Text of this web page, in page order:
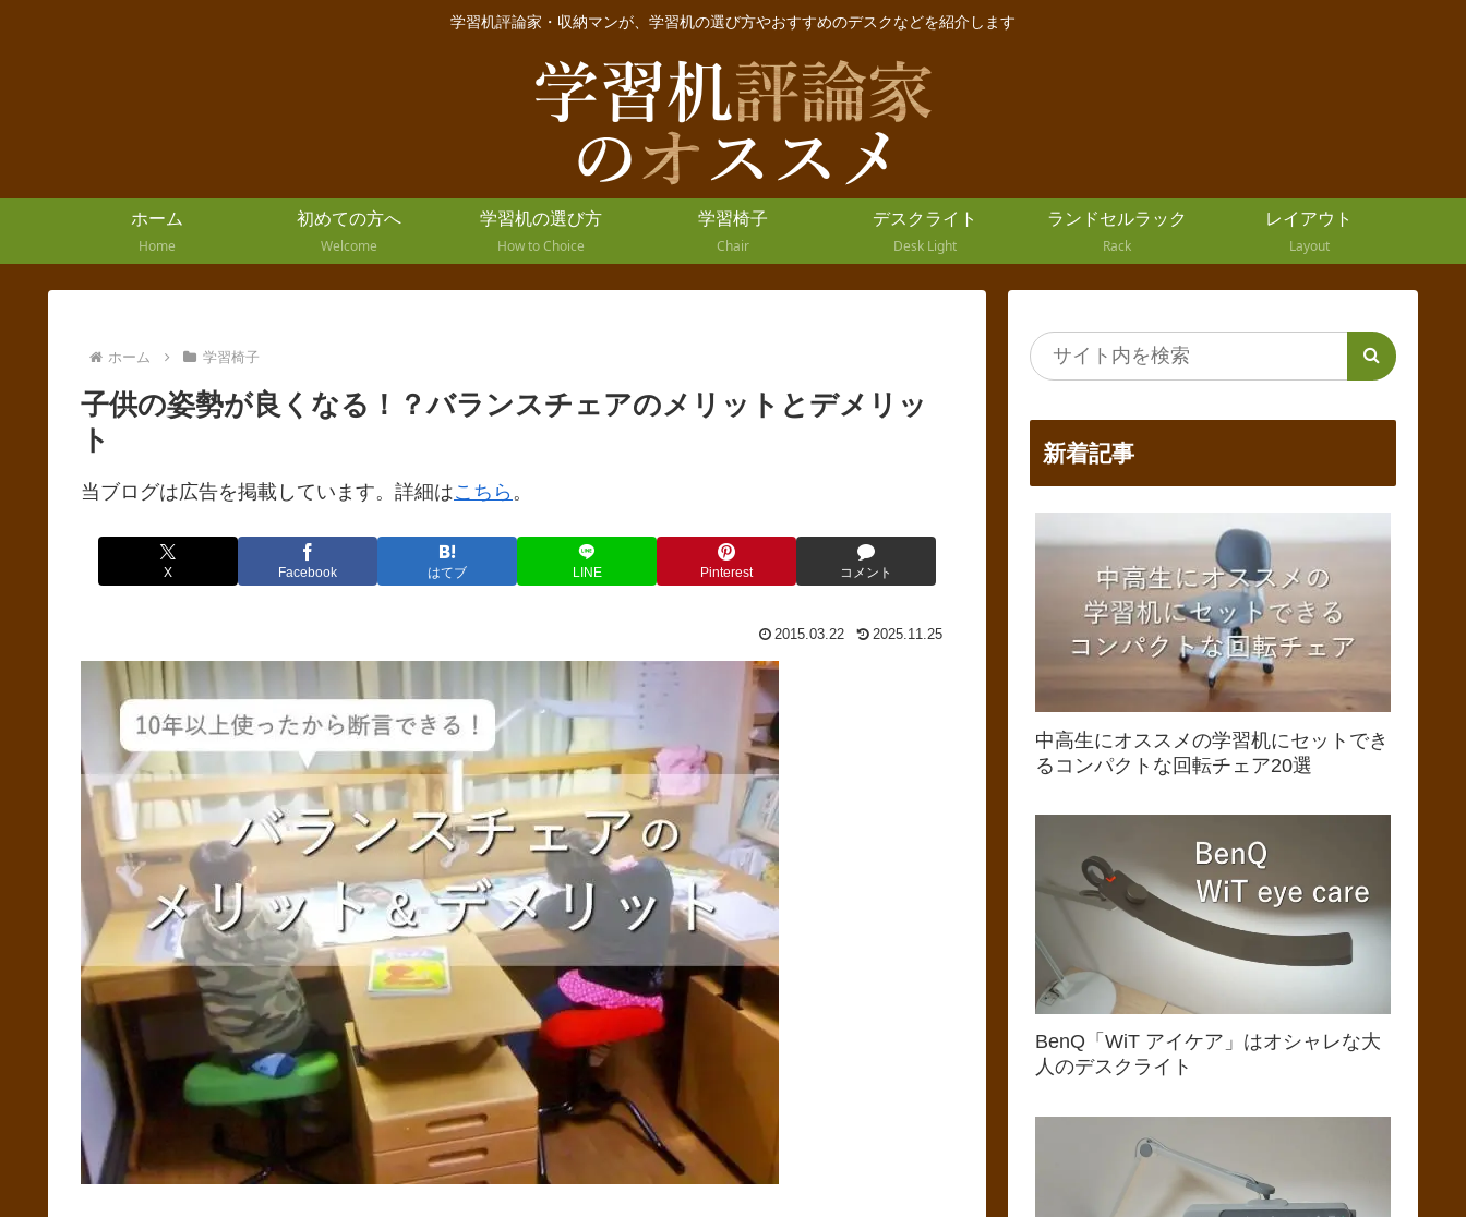
学習机評論家・収納マンが、学習机の選び方やおすすめのデスクなどを紹介します
ホーム
Home
初めての方へ
Welcome
学習机の選び方
How to Choice
学習椅子
Chair
デスクライト
Desk Light
ランドセルラック
Rack
レイアウト
Layout
ホーム 学習椅子
子供の姿勢が良くなる！？バランスチェアのメリットとデメリッ
ト
当ブログは広告を掲載しています。詳細はこちら 。
X Facebook はてブ LINE Pinterest コメント
2015.03.22 2025.11.25
新着記事
中高生にオススメの学習机にセットでき
るコンパクトな回転チェア20選
BenQ「WiT アイケア」はオシャレな大
人のデスクライト